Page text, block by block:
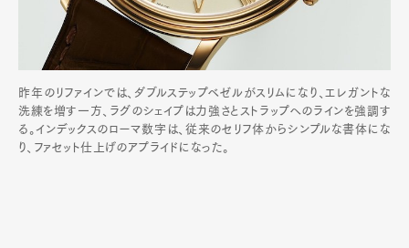
昨年のリファインでは、ダブルステップベゼルがスリムになり、エレガントな
洗練を増す一方、ラグのシェイプは力強さとストラップへのラインを強調す
る。インデックスのローマ数字は、従来のセリフ体からシンプルな書体にな
り、ファセット仕上げのアプライドになった。